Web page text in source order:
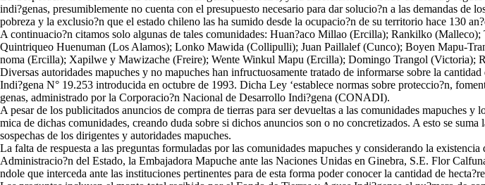
indi?genas, presumiblemente no cuenta con el presupuesto necesario para dar solucio?n a las demandas
pobreza y la exclusio?n que el estado chileno las ha sumido desde la ocupacio?n de su territorio hace 130
A continuacio?n citamos solo algunas de tales comunidades: Huan?aco Millao (Ercilla); Rankilko
Quintriqueo Huenuman (Los Alamos); Lonko Mawida (Collipulli); Juan Paillalef (Cunco); Boyen Mapu-
noma (Ercilla); Xapilwe y Mawizache (Freire); Wente Winkul Mapu (Ercilla); Domingo Trangol (Victoria);
Diversas autoridades mapuches y no mapuches han infructuosamente tratado de informarse sobre la
Indi?gena N° 19.253 introducida en octubre de 1993. Dicha Ley ‘establece normas sobre proteccio?n,
genas, administrado por la Corporacio?n Nacional de Desarrollo Indi?gena (CONADI).
A pesar de los publicitados anuncios de compra de tierras para ser devueltas a las comunidades mapuches
mica de dichas comunidades, creando duda sobre si dichos anuncios son o no concretizados. A esto se
sospechas de los dirigentes y autoridades mapuches.
La falta de respuesta a las preguntas formuladas por las comunidades mapuches y considerando la
Administracio?n del Estado, la Embajadora Mapuche ante las Naciones Unidas en Ginebra, S.E. Flor
ndole que interceda ante las instituciones pertinentes para de esta forma poder conocer la cantidad de